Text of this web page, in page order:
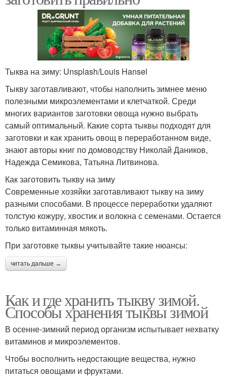
Тыква на зиму: Unsplash/Louis Hansel
Тыкву заготавливают, чтобы наполнить зимнее меню
полезными микроэлементами и клетчаткой. Среди
многих вариантов заготовки овоща нужно выбрать
самый оптимальный. Какие сорта тыквы подходят для
заготовки и как хранить овощ в переработанном виде,
знают авторы книг по домоводству Николай Даников,
Надежда Семикова, Татьяна Литвинова.
Как заготовить тыкву на зиму
Современные хозяйки заготавливают тыкву на зиму
разными способами. В процессе переработки удаляют
толстую кожуру, хвостик и волокна с семенами. Остается
только витаминная мякоть.
При заготовке тыквы учитывайте такие нюансы:
читать дальше →
Как и где хранить тыкву зимой.
Способы хранения тыквы зимой
В осенне-зимний период организм испытывает нехватку
витаминов и микроэлементов.
Чтобы восполнить недостающие вещества, нужно
питаться овощами и фруктами.